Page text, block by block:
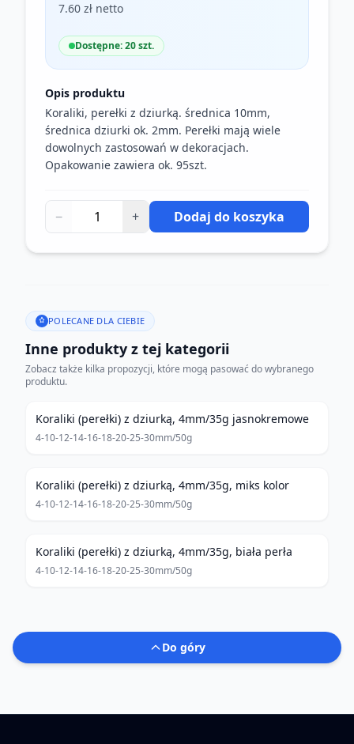
7.60 zł netto
Dostępne: 20 szt.
Opis produktu
Koraliki, perełki z dziurką. średnica 10mm,
średnica dziurki ok. 2mm. Perełki mają wiele
dowolnych zastosowań w dekoracjach.
Opakowanie zawiera ok. 95szt.
− + Dodaj do koszyka
POLECANE DLA CIEBIE
Inne produkty z tej kategorii
Zobacz także kilka propozycji, które mogą pasować do wybranego
produktu.
Koraliki (perełki) z dziurką, 4mm/35g jasnokremowe
4-10-12-14-16-18-20-25-30mm/50g
Koraliki (perełki) z dziurką, 4mm/35g, miks kolor
4-10-12-14-16-18-20-25-30mm/50g
Koraliki (perełki) z dziurką, 4mm/35g, biała perła
4-10-12-14-16-18-20-25-30mm/50g
Do góry